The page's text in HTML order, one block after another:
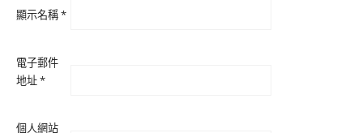
顯示名稱*
電子郵件
地址*
個人網站